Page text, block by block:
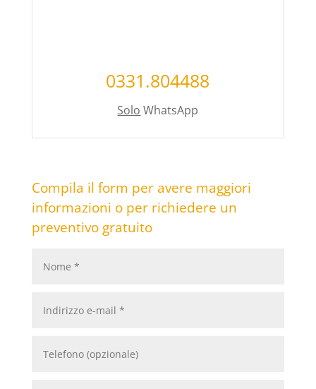
0331.804488
Solo WhatsApp
Compila il form per avere maggiori
informazioni o per richiedere un
preventivo gratuito